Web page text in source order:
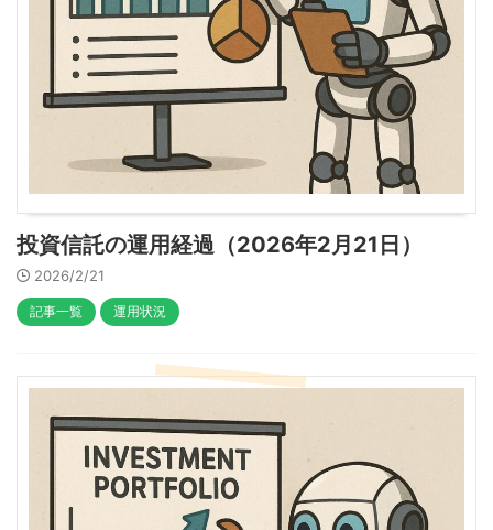
投資信託の運用経過（2026年2月21日）
2026/2/21
記事一覧 運用状況